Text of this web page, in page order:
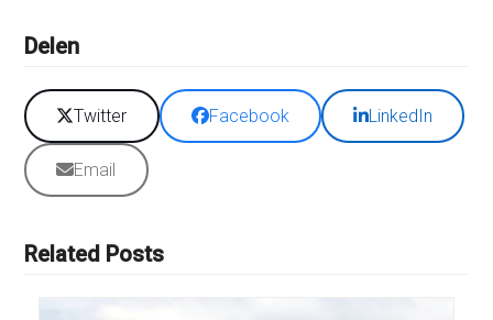
Delen
Twitter Facebook LinkedIn
Email
Related Posts